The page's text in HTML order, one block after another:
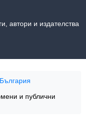
автори и издателства
и публични